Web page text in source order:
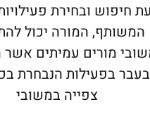
חיפוש ובחירת
המשותף, המורה יכול
מורים עמיתים
בעבר בפעילות הנבחרת
צפייה במשובי